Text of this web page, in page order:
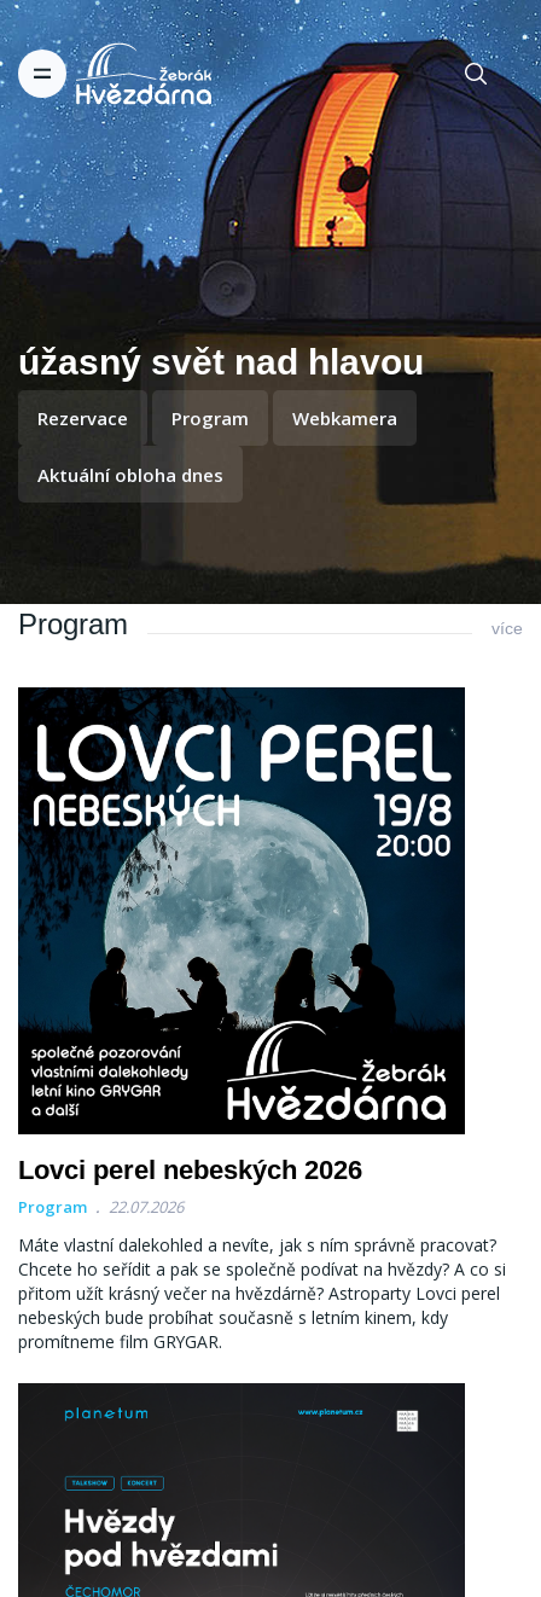
úžasný svět nad hlavou
Rezervace Program Webkamera
Aktuální obloha dnes
Program více
Lovci perel nebeských 2026
Program 22.07.2026
Máte vlastní dalekohled a nevíte, jak s ním správně pracovat?
Chcete ho seřídit a pak se společně podívat na hvězdy? A co si
přitom užít krásný večer na hvězdárně? Astroparty Lovci perel
nebeských bude probíhat současně s letním kinem, kdy
promítneme film GRYGAR.